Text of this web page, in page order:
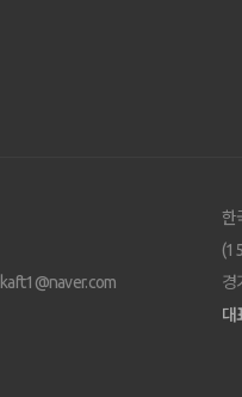
kaft1@naver.com
한
경
대